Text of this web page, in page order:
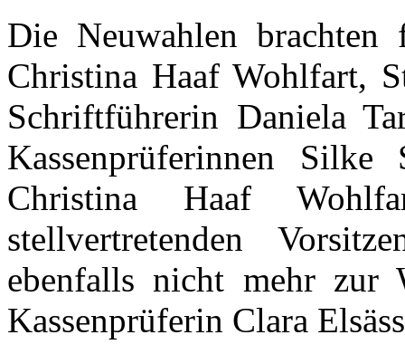
Die Neuwahlen brachten
Christina Haaf Wohlfart,
Schriftführerin Daniela
Kassenprüferinnen
Christina Haaf
stellvertretenden
ebenfalls nicht mehr zur
Kassenprüferin Clara